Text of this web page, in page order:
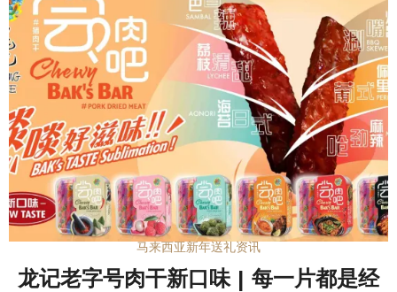
马来西亚新年送礼资讯
龙记老字号肉干新口味 | 每一片都是经